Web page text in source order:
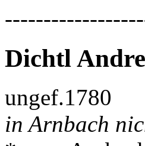
Dichtl
ungef.1780
in Arnbach